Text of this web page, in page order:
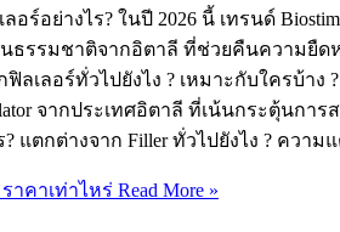
อร์อย่างไร? ในปี 2026 นี้ เทรนด์
รรมชาติจากอิตาลี ที่ช่วยคืนความยื
ฟิลเลอร์ทั่วไปยังไง ? เหมาะกับใครบ้
จากประเทศอิตาลี ที่เน้นกระตุ้นก
แตกต่างจาก Filler ทั่วไปยังไง ? ความ
าคาเท่าไหร่ Read More »